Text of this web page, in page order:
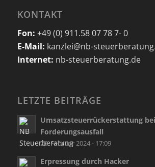
KONTAKT
Fon: +49 (0) 911.58 07 78 7- 0
E-Mail: kanzlei@nb-
Internet: nb-steuerberatung.de
LETZTE BEITRÄGE
Umsatzsteuerrückerstattung bei
Forderungsausfall
26. Februar 2024 - 17:09
Erpressung durch Hacker